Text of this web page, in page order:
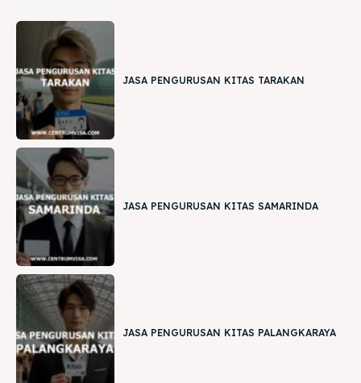
JASA PENGURUSAN KITAS TARAKAN
JASA PENGURUSAN KITAS SAMARINDA
JASA PENGURUSAN KITAS PALANGKARAYA